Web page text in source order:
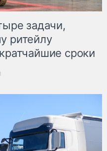
задачи,
ритейлу
сроки